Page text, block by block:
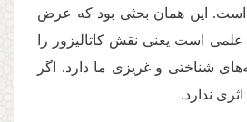
است. این همان بحثى بود كه عرض
علمى است یعنى نقش كاتالیزور را
شناختى و غریزى ما دارد. اگر
ندارد.